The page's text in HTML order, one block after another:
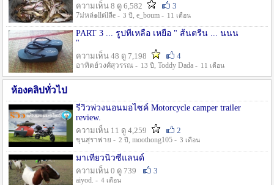
ความเห็น 8 ดู 6,582
3
7ม่หล่๑llต่lลีe - 3 ปี , e_boum - 11 เดือน
PART 3 ... รูปที่เหลือ เหยื่อ " ส้นตรีน ... นนน
"
ความเห็น 48 ดู 7,198
4
อาทิตย์วงศ์สุวรรณ - 13 ปี , Toddy Dada - 11 เดือน
ห้องคลิปทั่วไป
รีวิวพ่วงนอนมอไซค์ Motorcycle camper trailer
review.
ความเห็น 11 ดู 4,259
2
ขุนสุราพ่าย - 2 ปี , moothong105 - 3 เดือน
มาเที่ยวนิวซีแลนด์
ความเห็น 0 ดู 739
3
aiyod. - 4 เดือน